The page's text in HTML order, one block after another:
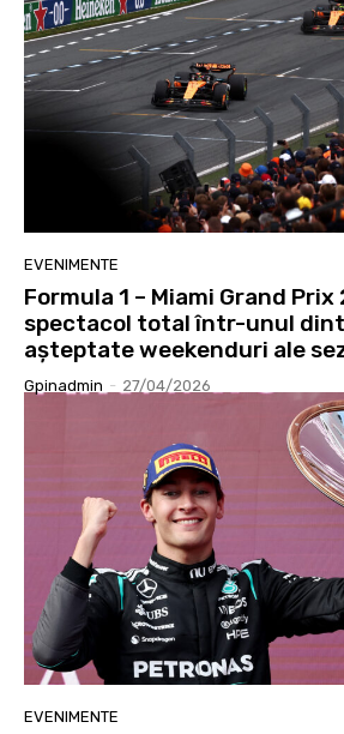
EVENIMENTE
Formula 1 – Miami Grand Prix
spectacol total într-unul
așteptate weekenduri ale
Gpinadmin - 27/04/2026
EVENIMENTE